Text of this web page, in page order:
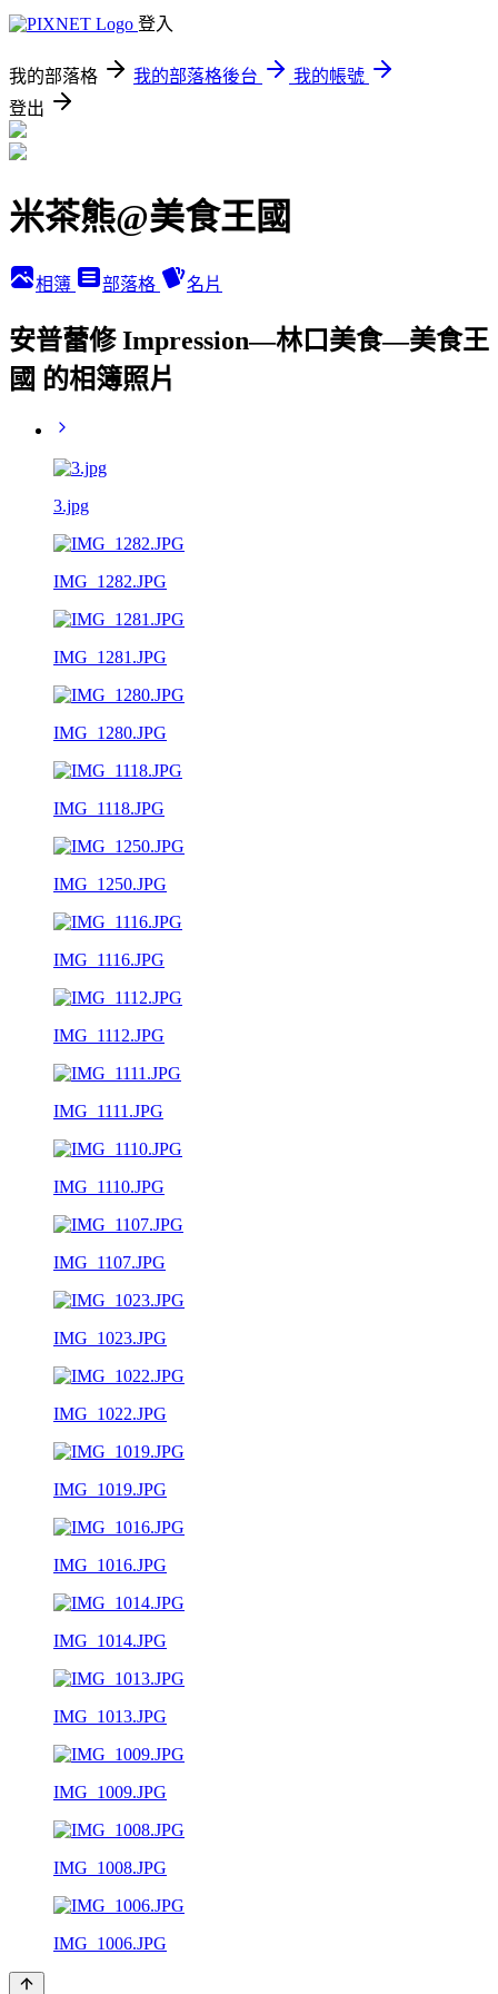
登入
我的部落格 我的部落格後台
我的帳號
登出
米茶熊@美食王國
相簿 部落格 名片
安普蕾修 Impression—林口美食—美食王
國 的相簿照片
3.jpg
IMG_1282.JPG
IMG_1281.JPG
IMG_1280.JPG
IMG_1118.JPG
IMG_1250.JPG
IMG_1116.JPG
IMG_1112.JPG
IMG_1111.JPG
IMG_1110.JPG
IMG_1107.JPG
IMG_1023.JPG
IMG_1022.JPG
IMG_1019.JPG
IMG_1016.JPG
IMG_1014.JPG
IMG_1013.JPG
IMG_1009.JPG
IMG_1008.JPG
IMG_1006.JPG